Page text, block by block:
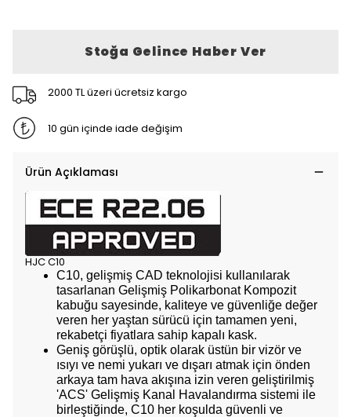
Stoğa Gelince Haber Ver
2000 TL üzeri ücretsiz kargo
10 gün içinde iade değişim
Ürün Açıklaması
HJC C10
C10, gelişmiş CAD teknolojisi kullanılarak
tasarlanan Gelişmiş Polikarbonat Kompozit
kabuğu sayesinde, kaliteye ve güvenliğe değer
veren her yaştan sürücü için tamamen yeni,
rekabetçi fiyatlara sahip kapalı kask.
Geniş görüşlü, optik olarak üstün bir vizör ve
ısıyı ve nemi yukarı ve dışarı atmak için önden
arkaya tam hava akışına izin veren geliştirilmiş
'ACS' Gelişmiş Kanal Havalandırma sistemi ile
birleştiğinde, C10 her koşulda güvenli ve